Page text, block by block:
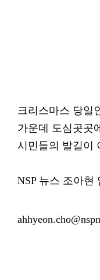
크리스마스 당일
가운데 도심곳곳
시민들의 발길이
NSP 뉴스 조아현